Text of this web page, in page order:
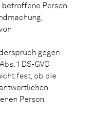
Person
gegen
1 DS-GVO
fest, ob die
Person